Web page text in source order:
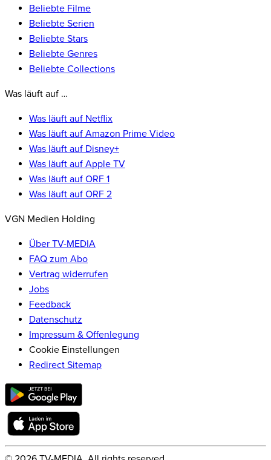
Beliebte Filme
Beliebte Serien
Beliebte Stars
Beliebte Genres
Beliebte Collections
Was läuft auf …
Was läuft auf Netflix
Was läuft auf Amazon Prime Video
Was läuft auf Disney+
Was läuft auf Apple TV
Was läuft auf ORF 1
Was läuft auf ORF 2
VGN Medien Holding
Über TV-MEDIA
FAQ zum Abo
Vertrag widerrufen
Jobs
Feedback
Datenschutz
Impressum & Offenlegung
Cookie Einstellungen
Redirect Sitemap